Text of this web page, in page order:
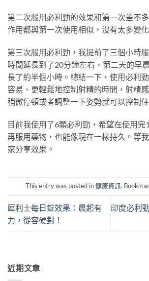
第二次服用必利勁的效果和第一次差不
作用都與第一次使用相似，沒有太多變化
第三次服用必利勁，我提前了三個小時
時間延長到了20分鐘左右，第二天的早晨
長了約半個小時。總結一下，使用必利
容易、更輕鬆地控制射精的時間，射精
稍微停頓或者調整一下姿勢就可以控制住
目前我使用了6顆必利勁，希望在使用完
再服用藥物，也能像現在一樣持久。等
家分享效果。
This entry was posted in健康資訊.
犀利士每日錠效果：晨起有
力，從容硬對！
印度必利
近期文章